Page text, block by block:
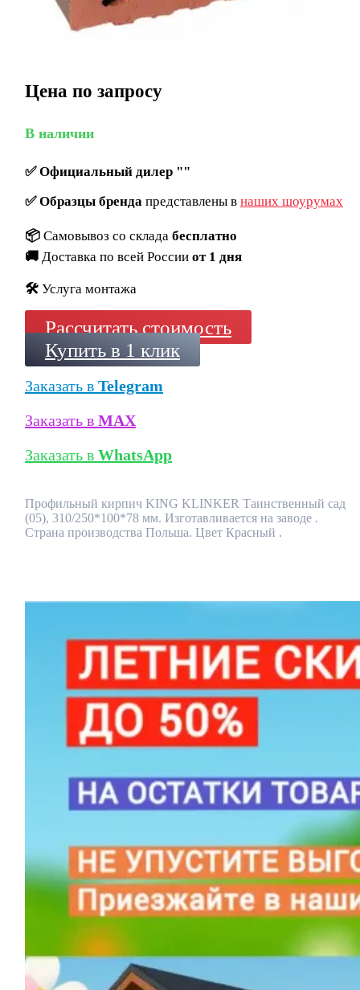
Цена по запросу
В наличии
✅Официальный дилер ""
✅Образцы брендапредставлены в наших шоурумах
📦 Самовывоз со склада бесплатно
🚚 Доставка по всей России от 1 дня
🛠️ Услуга монтажа
Рассчитать стоимость
Купить в 1 клик
Заказать в Telegram
Заказать в MAX
Заказать в WhatsApp
Профильный кирпич KING KLINKER Таинственный сад
(05), 310/250*100*78 мм. Изготавливается на заводе .
Страна производства Польша. Цвет Красный .